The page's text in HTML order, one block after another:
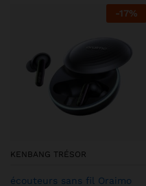
-17%
KENBANG TRÉSOR
écouteurs sans fil Oraimo